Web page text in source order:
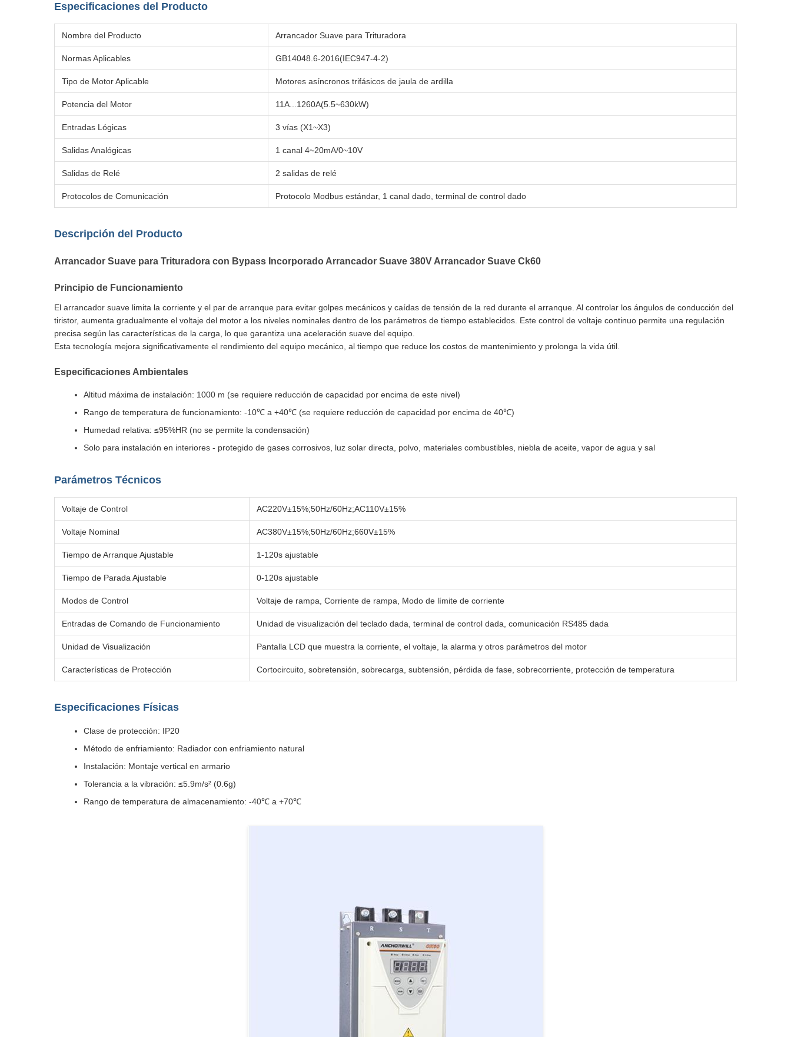
Especificaciones del Producto
Nombre del Producto Arrancador Suave para Trituradora
Normas Aplicables GB14048.6-2016(IEC947-4-2)
Tipo de Motor Aplicable Motores asíncronos trifásicos de jaula de ardilla
Potencia del Motor 11A...1260A(5.5~630kW)
Entradas Lógicas 3 vías (X1~X3)
Salidas Analógicas 1 canal 4~20mA/0~10V
Salidas de Relé 2 salidas de relé
Protocolos de Comunicación Protocolo Modbus estándar, 1 canal dado, terminal de control dado
Descripción del Producto
Arrancador Suave para Trituradora con Bypass Incorporado Arrancador Suave 380V Arrancador Suave Ck60
Principio de Funcionamiento
El arrancador suave limita la corriente y el par de arranque para evitar golpes mecánicos y caídas de tensión de la red durante el arranque. Al controlar los ángulos de conducción del
tiristor, aumenta gradualmente el voltaje del motor a los niveles nominales dentro de los parámetros de tiempo establecidos. Este control de voltaje continuo permite una regulación
precisa según las características de la carga, lo que garantiza una aceleración suave del equipo.
Esta tecnología mejora significativamente el rendimiento del equipo mecánico, al tiempo que reduce los costos de mantenimiento y prolonga la vida útil.
Especificaciones Ambientales
Altitud máxima de instalación: 1000 m (se requiere reducción de capacidad por encima de este nivel)
Rango de temperatura de funcionamiento: -10℃ a +40℃ (se requiere reducción de capacidad por encima de 40℃)
Humedad relativa: ≤95%HR (no se permite la condensación)
Solo para instalación en interiores - protegido de gases corrosivos, luz solar directa, polvo, materiales combustibles, niebla de aceite, vapor de agua y sal
Parámetros Técnicos
Voltaje de Control AC220V±15%;50Hz/60Hz;AC110V±15%
Voltaje Nominal AC380V±15%;50Hz/60Hz;660V±15%
Tiempo de Arranque Ajustable 1-120s ajustable
Tiempo de Parada Ajustable 0-120s ajustable
Modos de Control Voltaje de rampa, Corriente de rampa, Modo de límite de corriente
Entradas de Comando de Funcionamiento Unidad de visualización del teclado dada, terminal de control dada, comunicación RS485 dada
Unidad de Visualización Pantalla LCD que muestra la corriente, el voltaje, la alarma y otros parámetros del motor
Características de Protección Cortocircuito, sobretensión, sobrecarga, subtensión, pérdida de fase, sobrecorriente, protección de temperatura
Especificaciones Físicas
Clase de protección: IP20
Método de enfriamiento: Radiador con enfriamiento natural
Instalación: Montaje vertical en armario
Tolerancia a la vibración: ≤5.9m/s² (0.6g)
Rango de temperatura de almacenamiento: -40℃ a +70℃